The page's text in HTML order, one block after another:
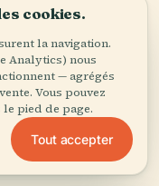
96 pays.
— disponibles
cookies.
la navigation.
Analytics) nous
— agrégés
Vous pouvez
pied de page.
Tout accepter